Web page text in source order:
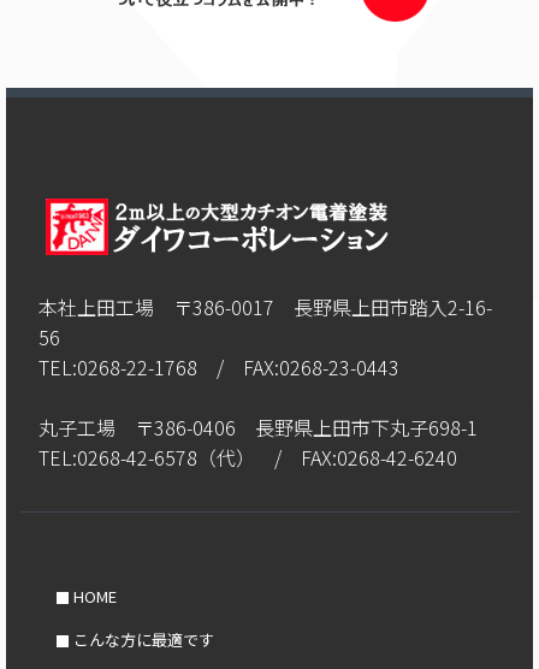
本社上田工場 〒386-0017 長野県上田市踏入2-16-
56
TEL:0268-22-1768 / FAX:0268-23-0443
丸子工場 〒386-0406 長野県上田市下丸子698-1
TEL:0268-42-6578（代） / FAX:0268-42-6240
HOME
こんな方に最適です